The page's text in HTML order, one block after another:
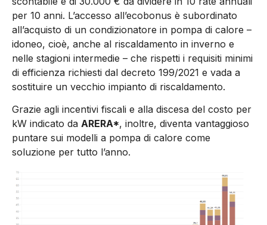
per 10 anni. L’accesso all’ecobonus è subordinato
all’acquisto di un condizionatore in pompa di calore –
idoneo, cioè, anche al riscaldamento in inverno e
nelle stagioni intermedie – che rispetti i requisiti minimi
di efficienza richiesti dal decreto 199/2021 e vada a
sostituire un vecchio impianto di riscaldamento.
Grazie agli incentivi fiscali e alla discesa del costo per
kW indicato da ARERA*, inoltre, diventa vantaggioso
puntare sui modelli a pompa di calore come
soluzione per tutto l’anno.